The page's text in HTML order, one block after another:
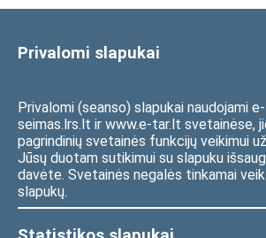
Privalomi slapukai
Privalomi (seanso) slapukai naudojami e-
seimas.lrs.lt ir www.e-tar.lt svetainėse,
pagrindinių svetainės funkcijų veikimui
Jūsų duotam sutikimui su slapuku
davėte. Svetainės negalės tinkamai
slapukų.
Statistika